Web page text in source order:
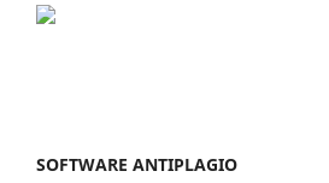
SOFTWARE ANTIPLAGIO